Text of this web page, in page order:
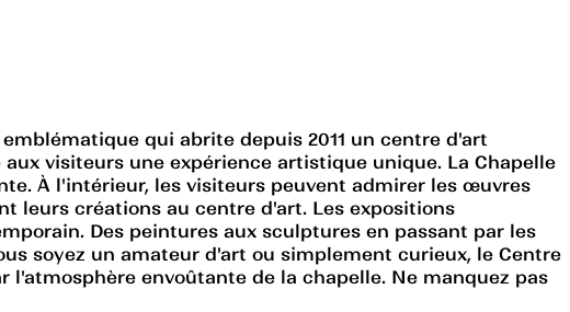
qui abrite depuis 2011 un centre d'art
visiteurs une expérience artistique unique. La Chapelle
À l'intérieur, les visiteurs peuvent admirer les œuvres
leurs créations au centre d'art. Les expositions
Des peintures aux sculptures en passant par les
soyez un amateur d'art ou simplement curieux, le Centre
envoûtante de la chapelle. Ne manquez pas